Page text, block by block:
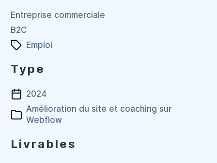
Entreprise commerciale
B2C
Emploi
Type
2024
Amélioration du site et coaching sur
Webflow
Livrables